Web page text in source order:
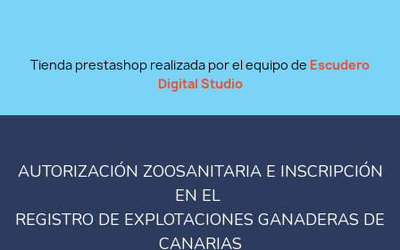
Tienda prestashop realizada por el equipo de Escudero
Digital Studio
AUTORIZACIÓN ZOOSANITARIA E INSCRIPCIÓN
EN EL
REGISTRO DE EXPLOTACIONES GANADERAS DE
CANARIAS